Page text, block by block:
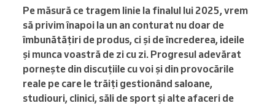
Pe măsură ce tragem linie la finalul lui 2025, vrem
să privim înapoi la un an conturat nu doar de
îmbunătățiri de produs, ci și de încrederea, ideile
și munca voastră de zi cu zi. Progresul adevărat
pornește din discuțiile cu voi și din provocările
reale pe care le trăiți gestionând saloane,
studiouri, clinici, săli de sport și alte afaceri de